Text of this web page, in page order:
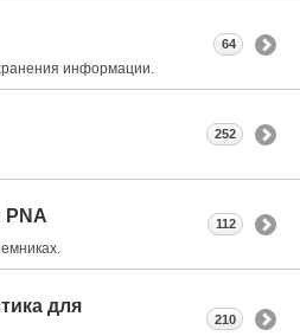
информации.
64
252
PNA 112
для
210